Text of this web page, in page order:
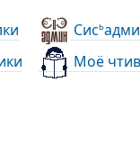
Сись
Моё